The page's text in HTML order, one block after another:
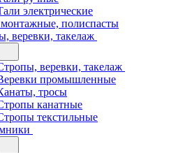
электрические
полиспасты
веревки, такелаж
веревки, такелаж
промышленные
тросы
канатные
текстильные